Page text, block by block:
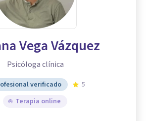
Vega Vázquez
Psicóloga clínica
verificado
5
Terapia online